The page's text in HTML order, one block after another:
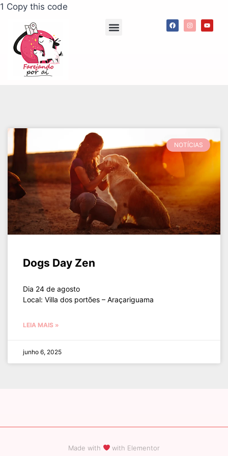
1 Copy this code
NOTÍCIAS
Dogs Day Zen
Dia 24 de agosto
Local: Villa dos portões – Araçariguama
LEIA MAIS »
junho 6, 2025
Made with with Elementor